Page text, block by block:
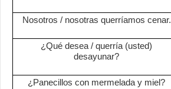
Nosotros / nosotras querríamos cenar.
¿Qué desea / querría (usted)
desayunar?
¿Panecillos con mermelada y miel?